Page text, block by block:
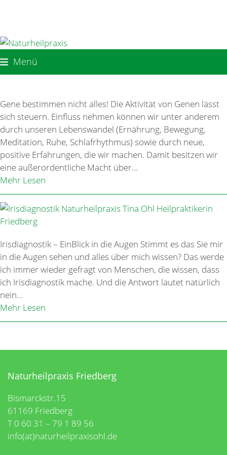
Menü
Gene bestimmen nicht alles! Die Aktivität von Genen lässt
sich steuern. Einfluss nehmen können wir unter anderem
durch unseren Lebenswandel (Ernährung, Bewegung,
Meditation, Ruhe, Schlafrhythmus) sowie durch neue,
positive Erfahrungen, die wir machen. Damit besitzen wir
eine außerordentliche Macht über…
Mehr Lesen
Irisdiagnostik – EinBlick in die Augen Stimmt es das Sie mir
in die Augen sehen und alles über mich wissen? Das werde
ich immer wieder gefragt von Menschen, die wissen, dass
ich Irisdiagnostik mache. Und die Antwort lautet natürlich
nein…
Mehr Lesen
Naturheilpraxis Friedberg
Bismarckstr.15
61169 Friedberg
T 0 60 31 – 79 1 89 56
info(at)naturheilpraxisohl.de